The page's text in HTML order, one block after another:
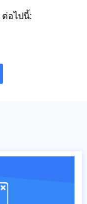
ต่อไปนี้: